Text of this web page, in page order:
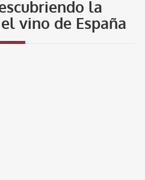
la
vino de España